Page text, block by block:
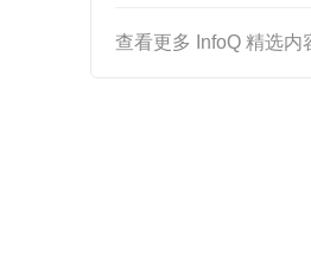
查看更多 InfoQ 精选内